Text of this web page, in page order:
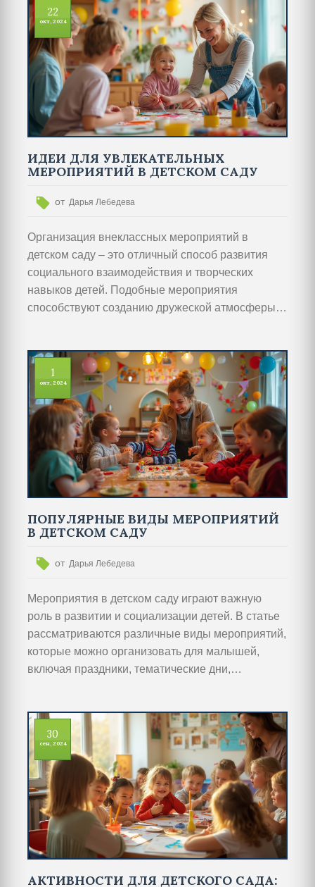
различные типы игр для детского сада и их
польза для развития малышей. Предложенные
идеи помогут педагогам организовать
увлекательные и полезные мероприятия.
22
окт, 2024
ИДЕИ ДЛЯ УВЛЕКАТЕЛЬНЫХ
МЕРОПРИЯТИЙ В ДЕТСКОМ САДУ
от Дарья Лебедева
Организация внеклассных мероприятий в
детском саду – это отличный способ развития
социального взаимодействия и творческих
навыков детей. Подобные мероприятия
способствуют созданию дружеской атмосферы,
представлены идеи таких мероприятий, включая
развивающие игры и творческие мастер-классы.
Также даются советы по организации, чтобы
каждый праздник стал ярким и запоминающимся.
1
окт, 2024
ПОПУЛЯРНЫЕ ВИДЫ МЕРОПРИЯТИЙ
В ДЕТСКОМ САДУ
от Дарья Лебедева
Мероприятия в детском саду играют важную
роль в развитии и социализации детей. В статье
рассматриваются различные виды мероприятий,
которые можно организовать для малышей,
включая праздники, тематические дни,
важности участия родителей и педагогов для
создания незабываемой атмосферы.
30
сен, 2024
АКТИВНОСТИ ДЛЯ ДЕТСКОГО САДА: